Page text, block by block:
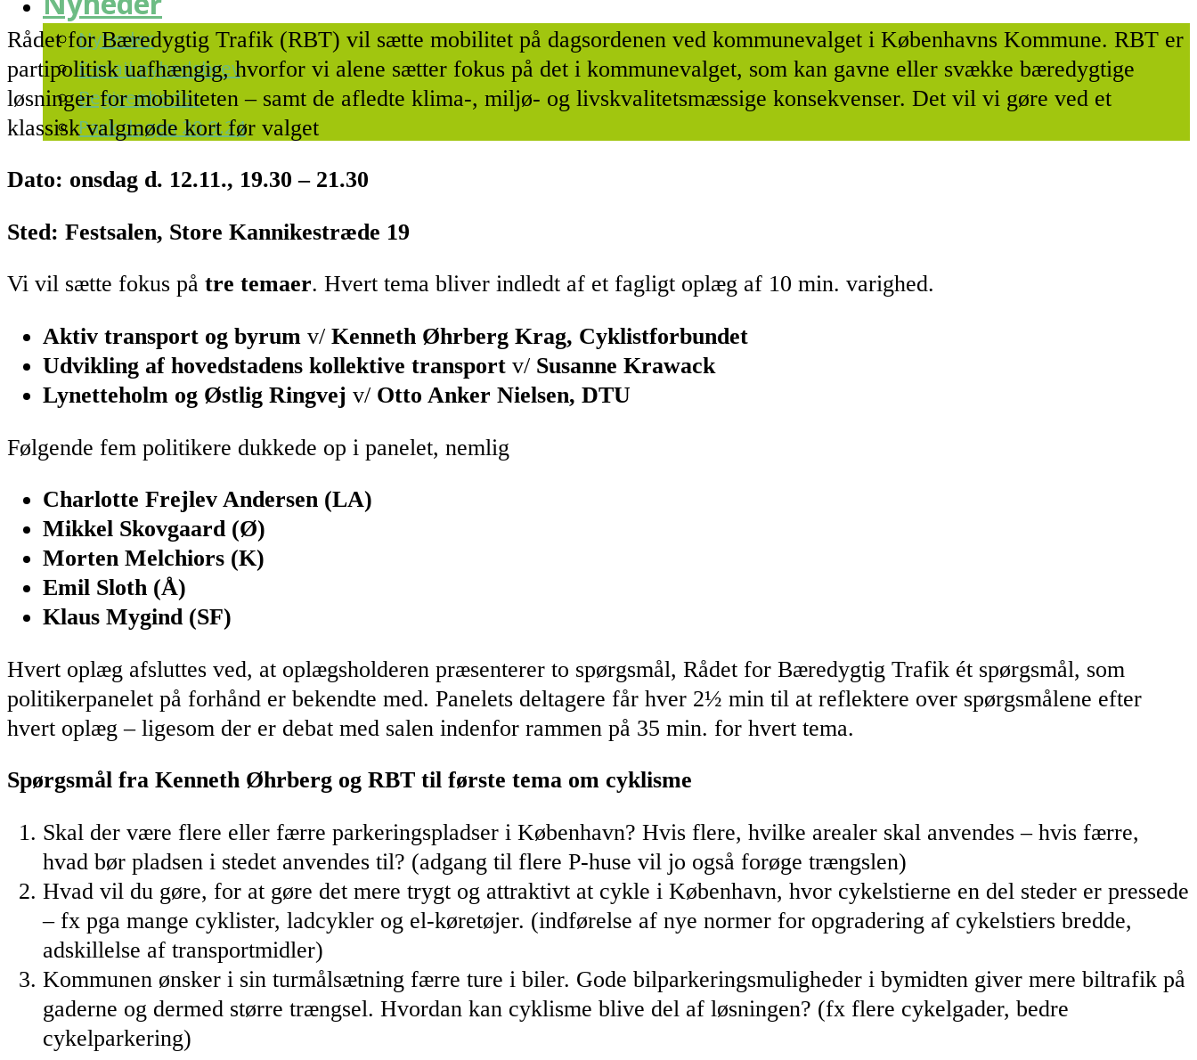
Nyheder
E-mail nyhedsbrev
Begivenheder
Park dagen 20.9.24
Rådet for Bæredygtig Trafik (RBT) vil sætte mobilitet på dagsordenen ved kommunevalget i Københavns Kommune. RBT er
partipolitisk uafhængig, hvorfor vi alene sætter fokus på det i kommunevalget, som kan gavne eller svække bæredygtige
løsninger for mobiliteten – samt de afledte klima-, miljø- og livskvalitetsmæssige konsekvenser. Det vil vi gøre ved et
klassisk valgmøde kort før valget
Dato: onsdag d. 12.11., 19.30 – 21.30
Sted: Festsalen, Store Kannikestræde 19
Vi vil sætte fokus på tre temaer. Hvert tema bliver indledt af et fagligt oplæg af 10 min. varighed.
Aktiv transport og byrum v/ Kenneth Øhrberg Krag, Cyklistforbundet
Udvikling af hovedstadens kollektive transport v/ Susanne Krawack
Lynetteholm og Østlig Ringvej v/ Otto Anker Nielsen, DTU
Følgende fem politikere dukkede op i panelet, nemlig
Charlotte Frejlev Andersen (LA)
Mikkel Skovgaard (Ø)
Morten Melchiors (K)
Emil Sloth (Å)
Klaus Mygind (SF)
Hvert oplæg afsluttes ved, at oplægsholderen præsenterer to spørgsmål, Rådet for Bæredygtig Trafik ét spørgsmål, som
politikerpanelet på forhånd er bekendte med. Panelets deltagere får hver 2½ min til at reflektere over spørgsmålene efter
hvert oplæg – ligesom der er debat med salen indenfor rammen på 35 min. for hvert tema.
Spørgsmål fra Kenneth Øhrberg og RBT til første tema om cyklisme
Skal der være flere eller færre parkeringspladser i København? Hvis flere, hvilke arealer skal anvendes – hvis færre,
hvad bør pladsen i stedet anvendes til? (adgang til flere P-huse vil jo også forøge trængslen)
Hvad vil du gøre, for at gøre det mere trygt og attraktivt at cykle i København, hvor cykelstierne en del steder er pressede
– fx pga mange cyklister, ladcykler og el-køretøjer. (indførelse af nye normer for opgradering af cykelstiers bredde,
adskillelse af transportmidler)
Kommunen ønsker i sin turmålsætning færre ture i biler. Gode bilparkeringsmuligheder i bymidten giver mere biltrafik på
gaderne og dermed større trængsel. Hvordan kan cyklisme blive del af løsningen? (fx flere cykelgader, bedre
cykelparkering)